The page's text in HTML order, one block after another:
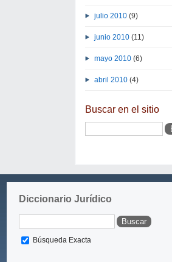
julio 2010(9)
junio 2010(11)
mayo 2010(6)
abril 2010(4)
Buscar en el sitio
Diccionario Jurídico
Búsqueda Exacta